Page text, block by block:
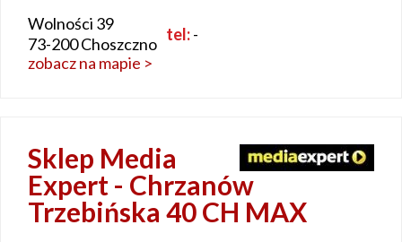
Wolności 39
73-200 Choszczno
tel:-
zobacz na mapie >
Sklep Media
Expert - Chrzanów
Trzebińska 40 CH MAX